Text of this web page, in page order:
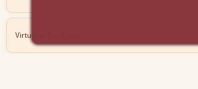
Virtueller Rundgang